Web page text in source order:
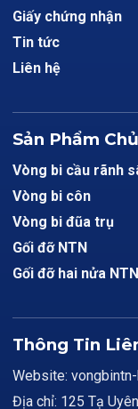
Giấy chứng nhận
Tin tức
Liên hệ
Sản Phẩm
Vòng bi cầu rãnh
Vòng bi côn
Vòng bi đũa trụ
Gối đỡ NTN
Gối đỡ hai nửa NTN
Thông Tin
Website:
Địa chỉ: 125 Tạ